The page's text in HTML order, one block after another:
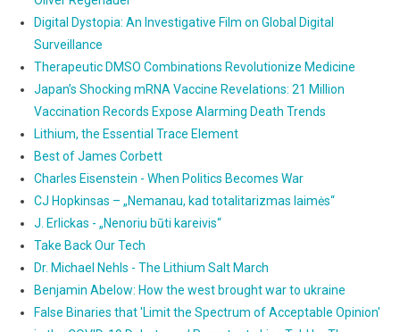
Digital Dystopia: An Investigative Film on Global Digital
Surveillance
Therapeutic DMSO Combinations Revolutionize Medicine
Japan’s Shocking mRNA Vaccine Revelations: 21 Million
Vaccination Records Expose Alarming Death Trends
Lithium, the Essential Trace Element
Best of James Corbett
Charles Eisenstein - When Politics Becomes War
CJ Hopkinsas – „Nemanau, kad totalitarizmas laimės“
J. Erlickas - „Nenoriu būti kareivis“
Take Back Our Tech
Dr. Michael Nehls - The Lithium Salt March
Benjamin Abelow: How the west brought war to ukraine
False Binaries that 'Limit the Spectrum of Acceptable Opinion'